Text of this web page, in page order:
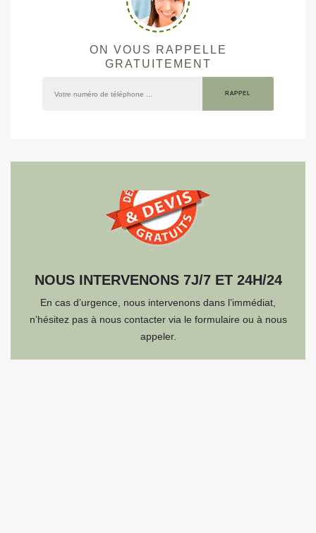
ON VOUS RAPPELLE
GRATUITEMENT
NOUS INTERVENONS 7J/7 ET 24H/24
En cas d’urgence, nous intervenons dans l’immédiat,
n’hésitez pas à nous contacter via le formulaire ou à nous
appeler.